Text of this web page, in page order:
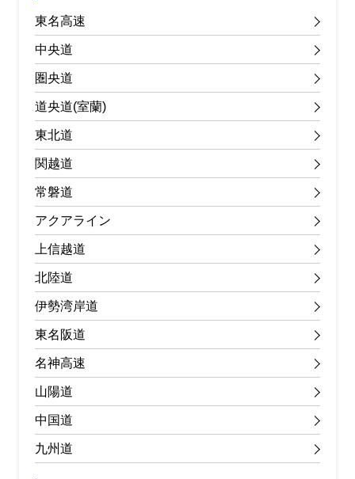
東名高速
中央道
圏央道
道央道(室蘭)
東北道
関越道
常磐道
アクアライン
上信越道
北陸道
伊勢湾岸道
東名阪道
名神高速
山陽道
中国道
九州道